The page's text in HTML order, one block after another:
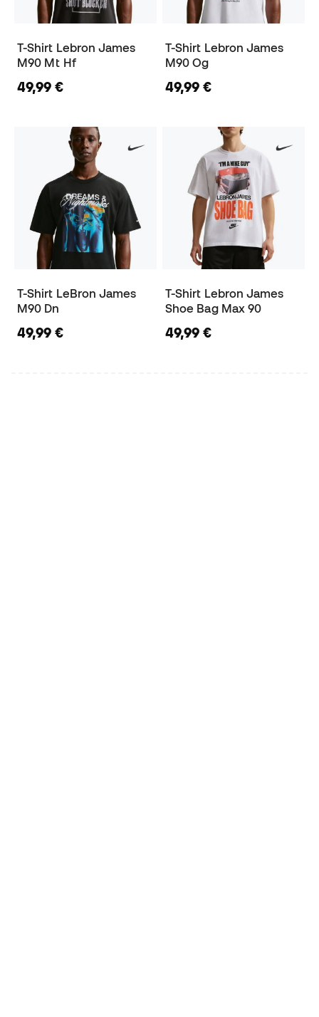
T-Shirt Lebron James
M90 Mt Hf
49,99 €
T-Shirt Lebron James
M90 Og
49,99 €
T-Shirt LeBron James
M90 Dn
49,99 €
T-Shirt Lebron James
Shoe Bag Max 90
49,99 €